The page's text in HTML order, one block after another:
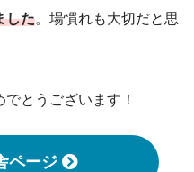
した。場慣れも大切だと思
とうございます！
ページ